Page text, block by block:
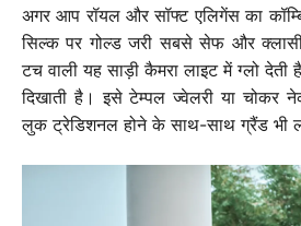
अगर आप रॉयल और सॉफ्ट एलिगेंस का
सिल्क पर गोल्ड जरी सबसे सेफ और
टच वाली यह साड़ी कैमरा लाइट में ग्लो देती
दिखाती है। इसे टेम्पल ज्वेलरी या
लुक ट्रेडिशनल होने के साथ-साथ ग्रैंड भी